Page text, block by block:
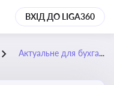
ВХІД ДО LIGA360
Актуальне для бухгалтера